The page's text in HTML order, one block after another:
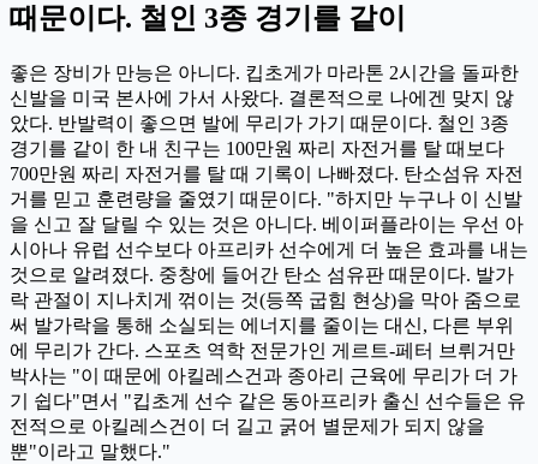
때문이다. 철인 3종 경기를 같이
좋은 장비가 만능은 아니다. 킵초게가 마라톤 2시간을 돌파한
신발을 미국 본사에 가서 사왔다. 결론적으로 나에겐 맞지 않
았다. 반발력이 좋으면 발에 무리가 가기 때문이다. 철인 3종
경기를 같이 한 내 친구는 100만원 짜리 자전거를 탈 때보다
700만원 짜리 자전거를 탈 때 기록이 나빠졌다. 탄소섬유 자전
거를 믿고 훈련량을 줄였기 때문이다. "하지만 누구나 이 신발
을 신고 잘 달릴 수 있는 것은 아니다. 베이퍼플라이는 우선 아
시아나 유럽 선수보다 아프리카 선수에게 더 높은 효과를 내는
것으로 알려졌다. 중창에 들어간 탄소 섬유판 때문이다. 발가
락 관절이 지나치게 꺾이는 것(등쪽 굽힘 현상)을 막아 줌으로
써 발가락을 통해 소실되는 에너지를 줄이는 대신, 다른 부위
에 무리가 간다. 스포츠 역학 전문가인 게르트-페터 브뤼거만
박사는 "이 때문에 아킬레스건과 종아리 근육에 무리가 더 가
기 쉽다"면서 "킵초게 선수 같은 동아프리카 출신 선수들은 유
전적으로 아킬레스건이 더 길고 굵어 별문제가 되지 않을
뿐"이라고 말했다."